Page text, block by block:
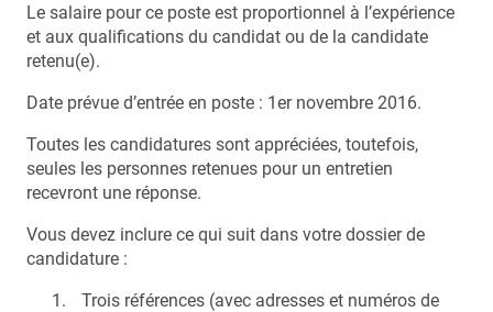
Le salaire pour ce poste est proportionnel à l’expérience
et aux qualifications du candidat ou de la candidate
retenu(e).
Date prévue d’entrée en poste : 1er novembre 2016.
Toutes les candidatures sont appréciées, toutefois,
seules les personnes retenues pour un entretien
recevront une réponse.
Vous devez inclure ce qui suit dans votre dossier de
candidature :
Trois références (avec adresses et numéros de